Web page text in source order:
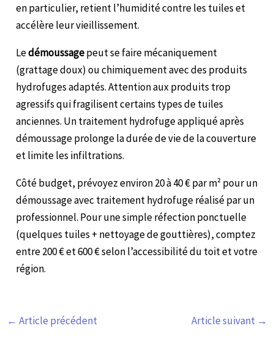
en particulier, retient l’humidité contre les tuiles et
accélère leur vieillissement.
Ledémoussagepeut se faire mécaniquement
(grattage doux) ou chimiquement avec des produits
hydrofuges adaptés. Attention aux produits trop
agressifs qui fragilisent certains types de tuiles
anciennes. Un traitement hydrofuge appliqué après
démoussage prolonge la durée de vie de la couverture
et limite les infiltrations.
Côté budget, prévoyez environ 20 à 40 € par m² pour un
démoussage avec traitement hydrofuge réalisé par un
professionnel. Pour une simple réfection ponctuelle
(quelques tuiles + nettoyage de gouttières), comptez
entre 200 € et 600 € selon l’accessibilité du toit et votre
région.
← Article précédent Article suivant →